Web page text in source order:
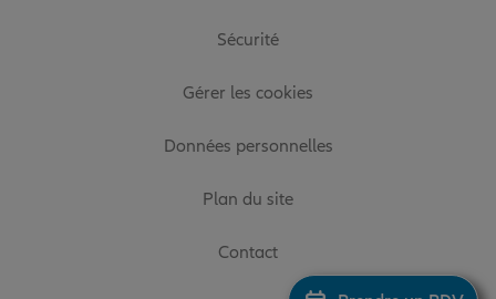
Sécurité
Gérer les cookies
Données personnelles
Plan du site
Contact